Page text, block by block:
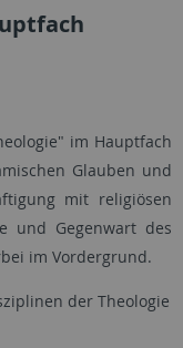
im Hauptfach
Glauben und
mit religiösen
und Gegenwart des
im Vordergrund.
der Theologie